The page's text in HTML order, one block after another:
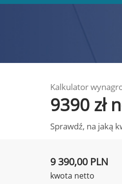
Kalkulator
9390 zł
Sprawdź, na jaką
9 390,00 PLN
kwota netto